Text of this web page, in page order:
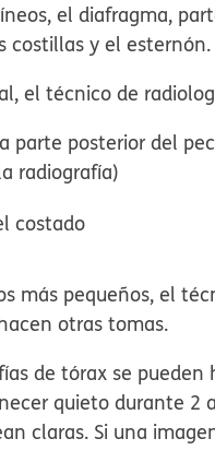
el diafragma,
costillas y el esternón.
el técnico de
parte posterior del
radiografía)
costado
más pequeños, el
otras tomas.
de tórax se
quieto durante 2
claras. Si una